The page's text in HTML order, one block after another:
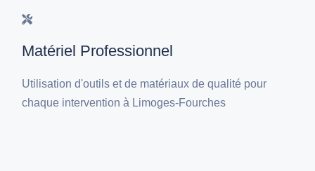
Matériel Professionnel
Utilisation d'outils et de matériaux de qualité pour
chaque intervention à Limoges-Fourches